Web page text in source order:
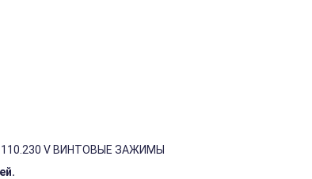
110.230 V ВИНТОВЫЕ ЗАЖИМЫ